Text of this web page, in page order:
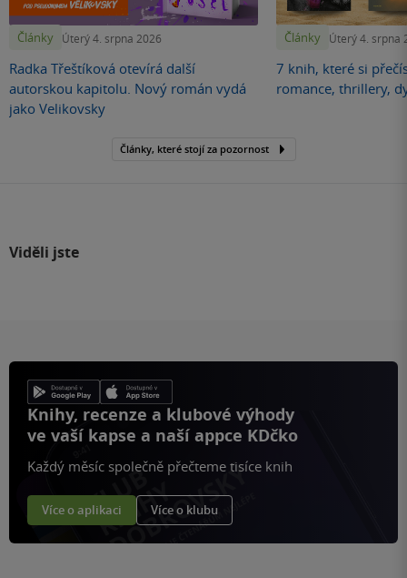
Články Úterý 4. srpna 2026
Radka Třeštíková otevírá další
autorskou kapitolu. Nový román vydá
jako Velikovsky
Články Úterý 4. srpna
7 knih, které si
romance, thrillery,
Články, které stojí za pozornost
Viděli jste
Knihy, recenze a klubové výhody
ve vaší kapse a naší appce KDčko
Každý měsíc společně přečteme tisíce knih
Více o aplikaci Více o klubu